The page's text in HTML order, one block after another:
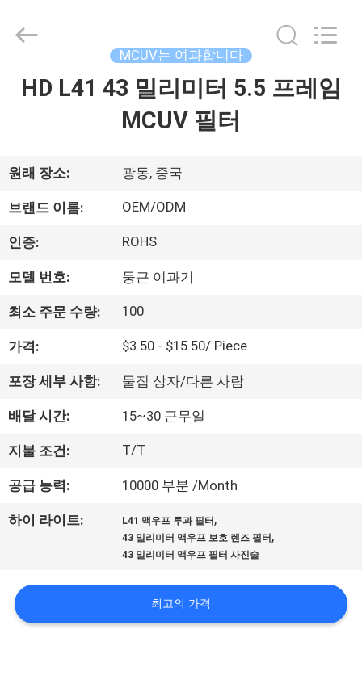
집
품
우
리
하
여
공
장
여
품
2026
MCUV는 여과합니다
HD L41 43 밀리미터 5.5 프레임
MCUV 필터
원래 장소: 광동, 중국
브랜드 이름: OEM/ODM
인증: ROHS
모델 번호: 둥근 여과기
최소 주문 수량: 100
가격: $3.50 - $15.50/ Piece
포장 세부 사항: 물집 상자/다른 사람
배달 시간: 15~30 근무일
지불 조건: T/T
공급 능력: 10000 부분 /Month
하이 라이트: L41 맥우프 투과 필터 ,
43 밀리미터 맥우프 보호 렌즈 필터 ,
43 밀리미터 맥우프 필터 사진술
최고의 가격